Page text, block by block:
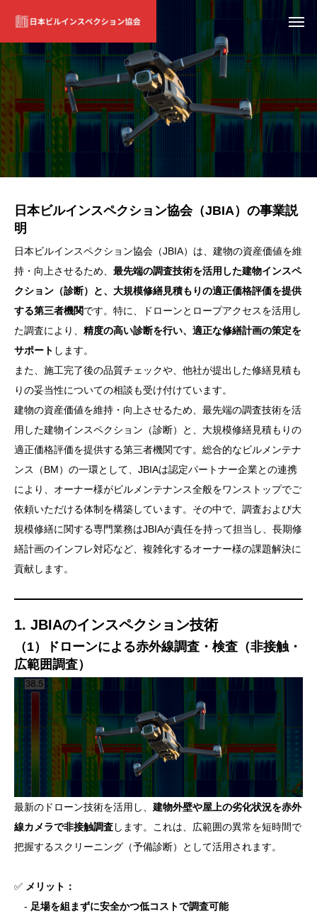
日本ビルインスペクション協会（JBIA）の事業説
明
日本ビルインスペクション協会（JBIA）は、建物の資産価値を維
持・向上させるため、 最先端の調査技術を活用した建物インスペ
クション（診断）と、大規模修繕見積もりの適正価格評価を提供
する第三者機関です。特に、ドローンとロープアクセスを活用し
た調査により、 精度の高い診断を行い、適正な修繕計画の策定を
サポート します。
また、施工完了後の品質チェックや、他社が提出した修繕見積も
りの妥当性についての相談も受け付けています。
建物の資産価値を維持・向上させるため、最先端の調査技術を活
用した建物インスペクション（診断）と、大規模修繕見積もりの
適正価格評価を提供する第三者機関です。総合的なビルメンテナ
ンス（BM）の一環として、JBIAは認定パートナー企業との連携
により、オーナー様がビルメンテナンス全般をワンストップでご
依頼いただける体制を構築しています。その中で、調査および大
規模修繕に関する専門業務はJBIAが責任を持って担当し、長期修
繕計画のインフレ対応など、複雑化するオーナー様の課題解決に
貢献します。
1. JBIAのインスペクション技術
（1）ドローンによる赤外線調査・検査（非接触・
広範囲調査）
最新のドローン技術を活用し、 建物外壁や屋上の劣化状況を赤外
線カメラで非接触調査します。これは、広範囲の異常を短時間で
把握するスクリーニング（予備診断）として活用されます。
✅ メリット：
- 足場を組まずに安全かつ低コストで調査可能